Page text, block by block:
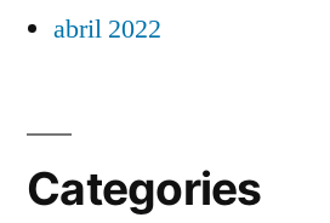
abril 2022
Categories